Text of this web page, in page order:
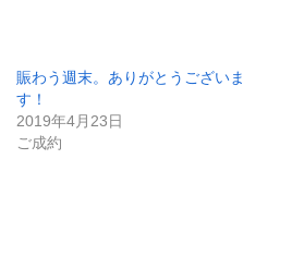
賑わう週末。ありがとうございま
す！
2019年4月23日
ご成約